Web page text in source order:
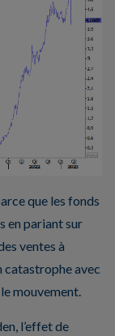
que les fonds
en pariant sur
ventes à
catastrophe avec
mouvement.
l’effet de